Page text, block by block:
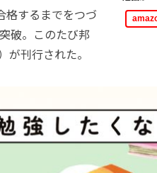
格するまでをつづ
破。このたび邦
刊行された。